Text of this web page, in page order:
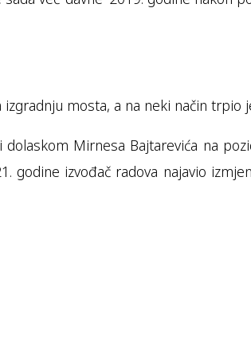
mosta, a na neki način trpio
Mirnesa Bajtarevića na
godine izvođač radova najavio